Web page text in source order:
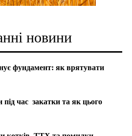
новини
фундамент: як врятувати
час закатки та як цього